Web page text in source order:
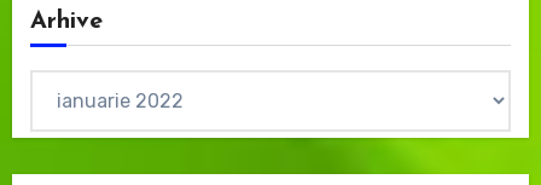
Arhive